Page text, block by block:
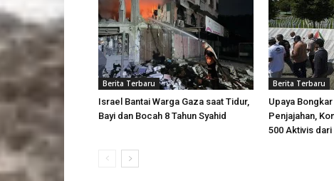
Berita Terbaru
Israel Bantai Warga Gaza saat Tidur,
Bayi dan Bocah 8 Tahun Syahid
Berita Terbaru
Upaya
Penjajahan,
500 Aktivis